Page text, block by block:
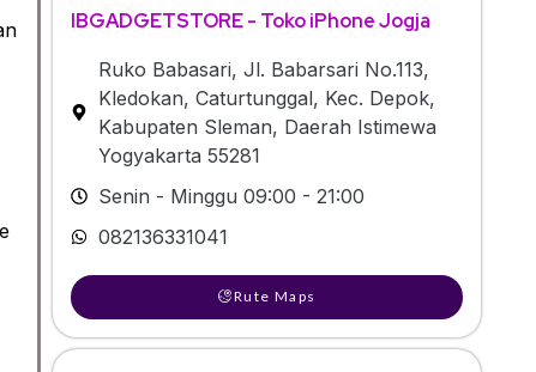
IBGADGETSTORE - Toko iPhone Jogja
Ruko Babasari, Jl. Babarsari No.113,
Kledokan, Caturtunggal, Kec. Depok,
Kabupaten Sleman, Daerah Istimewa
Yogyakarta 55281
Senin - Minggu 09:00 - 21:00
082136331041
Rute Maps